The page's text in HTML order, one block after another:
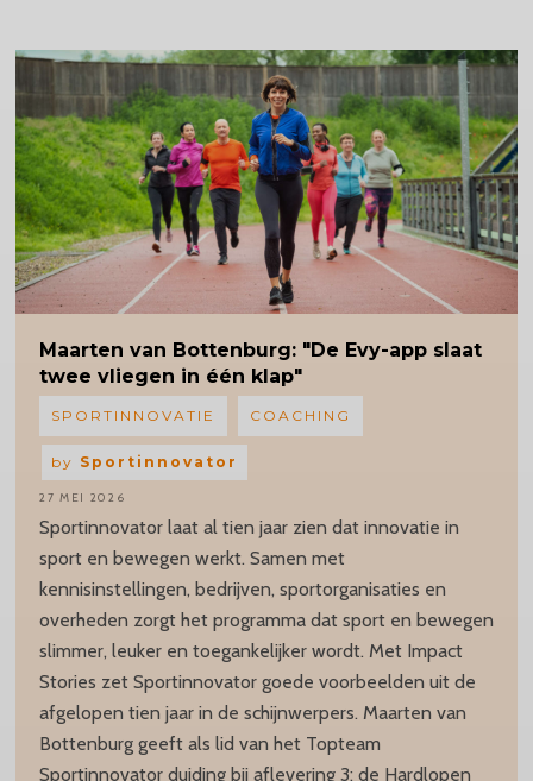
Maarten van Bottenburg: "De Evy-app slaat
twee vliegen in één klap"
Sportinnovator laat al tien jaar zien dat innovatie in
sport en bewegen werkt. Samen met
kennisinstellingen, bedrijven, sportorganisaties en
overheden zorgt het programma dat sport en bewegen
slimmer, leuker en toegankelijker wordt. Met Impact
Stories zet Sportinnovator goede voorbeelden uit de
afgelopen tien jaar in de schijnwerpers. Maarten van
Bottenburg geeft als lid van het Topteam
Sportinnovator duiding bij aflevering 3: de Hardlopen
SPORTINNOVATIE COACHING
by Sportinnovator
27 MEI 2026